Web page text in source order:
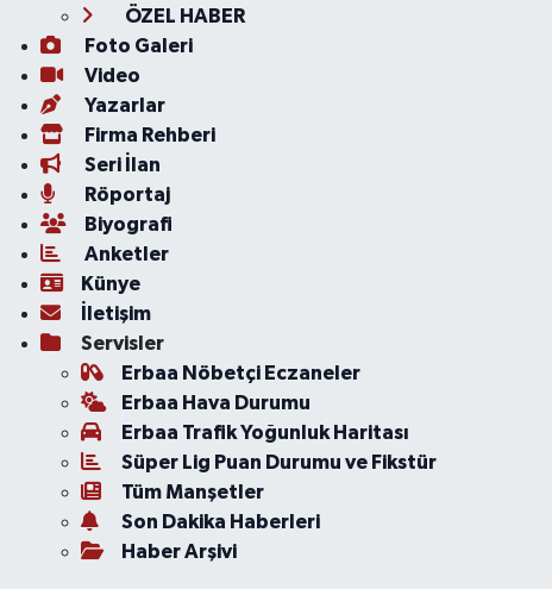
ÖZEL HABER
Foto Galeri
Video
Yazarlar
Firma Rehberi
Seri İlan
Röportaj
Biyografi
Anketler
Künye
İletişim
Servisler
Erbaa Nöbetçi Eczaneler
Erbaa Hava Durumu
Erbaa Trafik Yoğunluk Haritası
Süper Lig Puan Durumu ve Fikstür
Tüm Manşetler
Son Dakika Haberleri
Haber Arşivi